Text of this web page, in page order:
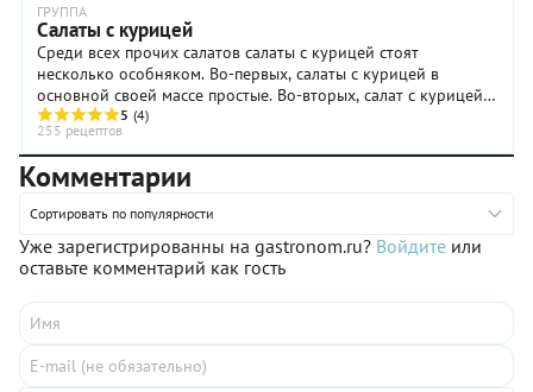
ГРУППА
Салаты с курицей
Среди всех прочих салатов салаты с курицей стоят
несколько особняком. Во-первых, салаты с курицей в
основной своей массе простые. Во-вторых, салат с курицей
может выполнять роль и основного блюда, и ...
5 (4)
255 рецептов
Комментарии
Сортировать по популярности
Уже зарегистрированны на gastronom.ru? Войдите или
оставьте комментарий как гость